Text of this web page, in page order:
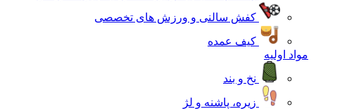
کفش سالنی و ورزش های تخصصی
کیف عمده
مواد اولیه
نخ و بند
زیره، پاشنه و لژ